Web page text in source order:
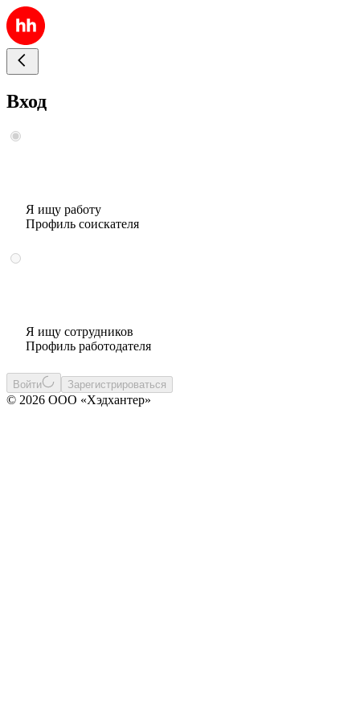
Вход
Я ищу работу
Профиль соискателя
Я ищу сотрудников
Профиль работодателя
Войти Зарегистрироваться
© 2026 ООО «Хэдхантер»